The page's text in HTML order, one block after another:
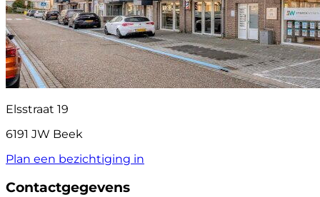
Elsstraat 19
6191 JW Beek
Plan een bezichtiging in
Contactgegevens